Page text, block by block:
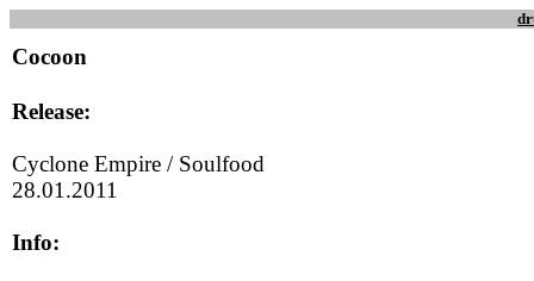
Cocoon
Release:
Cyclone Empire / Soulfood
28.01.2011
Info: